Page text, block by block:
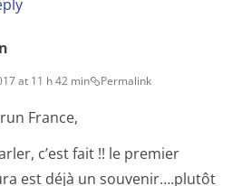
at 11 h 42 min Permalink
France,
c’est fait !! le premier
est déjà un souvenir….plutôt